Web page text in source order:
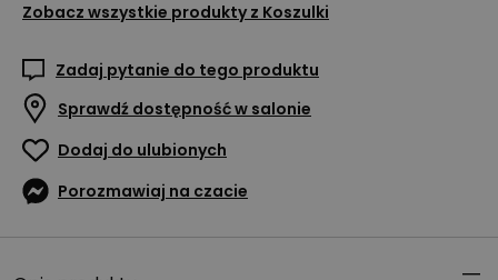
Zobacz wszystkie produkty z Koszulki
Zadaj pytanie do tego produktu
Sprawdź dostępność w salonie
Dodaj do ulubionych
Porozmawiaj na czacie